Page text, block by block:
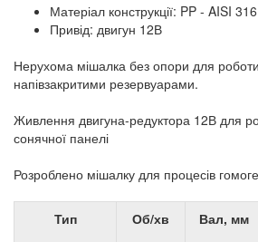
Матеріал конструкції: PP - AISI 316
Привід: двигун 12В
Нерухома мішалка без опори для
напівзакритими резервуарами.
Живлення двигуна-редуктора 12В для
сонячної панелі
Розроблено мішалку для процесів
Тип Об/хв Вал, мм